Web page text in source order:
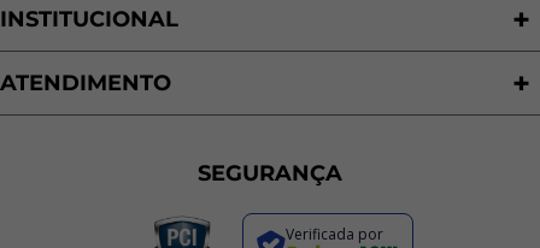
INSTITUCIONAL
Quem Somos
Nossas Lojas
ATENDIMENTO
Política de Privacidade
Trocas e Devoluções
Regras de Promoções
SEGURANÇA
Verificada por